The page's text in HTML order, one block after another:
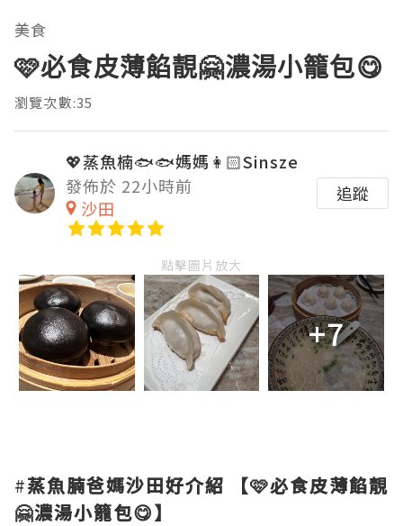
美食
🩷必食皮薄餡靚🤗濃湯小籠包😋
瀏覽次數:35
💖蒸魚楠🐟🐟媽媽👩🏻Sinsze
發佈於 22小時前
沙田
追蹤
點擊圖片放大
+7
#蒸魚腩爸媽沙田好介紹
【🩷必食皮薄餡靚
🤗濃湯小籠包😋】